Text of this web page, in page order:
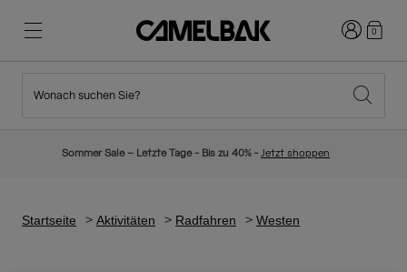
Neuigkeiten
Anmelden
0
Wonach suchen Sie?
Sommer Sale – Letzte Tage - Bis zu 40% -Jetzt shoppen
Startseite Aktivitäten Radfahren Westen